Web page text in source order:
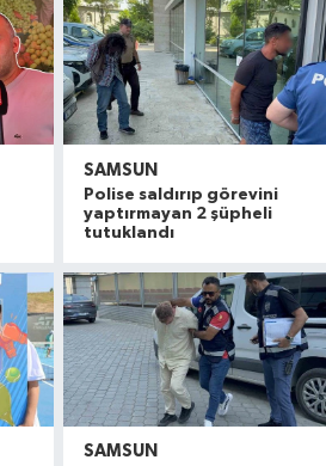
SAMSUN
Polise saldırıp görevini
yaptırmayan 2 şüpheli
tutuklandı
SAMSUN